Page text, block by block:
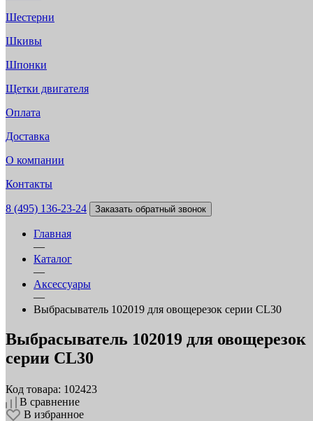
Шестерни
Шкивы
Шпонки
Щетки двигателя
Оплата
Доставка
О компании
Контакты
8 (495) 136-23-24 Заказать обратный звонок
Главная
—
Каталог
—
Аксессуары
—
Выбрасыватель 102019 для овощерезок серии CL30
Выбрасыватель 102019 для овощерезок
серии CL30
Код товара: 102423
В сравнение
В избранное